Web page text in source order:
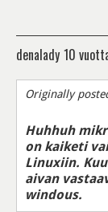
denalady 10
Originally
Huhhuh
on kaiketi
Linuxiin.
aivan
windous.